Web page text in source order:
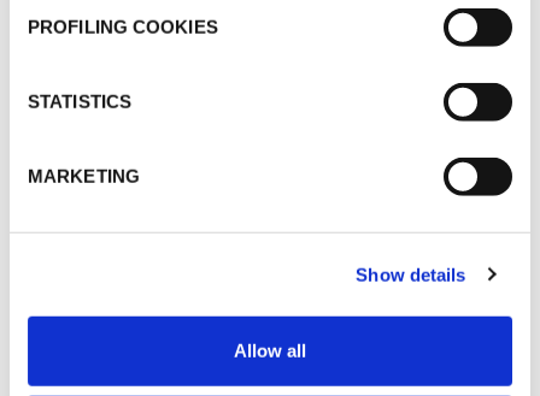
PROFILING COOKIES
STATISTICS
MARKETING
Show details
Allow all
świecie.
najnowocześniejsze rozwiązania dla wielu
sektorów, w tym dla budownictwa, transportu,
przemysłu petrochemicznego i energii
Od ponad 30 lat produkty K-FLEX cieszą się
uznaniem na rynku izolacji dzięki wysokim
standardom INNOWACJI, JAKOŚCI i
WYDAJNOŚCI, które odgrywają kluczową rolę w
kontroli zużycia energii i redukcji emisji gazów